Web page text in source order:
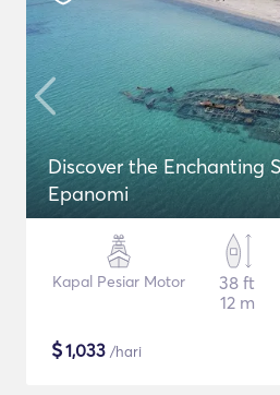
Discover the Enchanting
Epanomi
Kapal Pesiar Motor
38 ft
12 m
$1,033 /hari